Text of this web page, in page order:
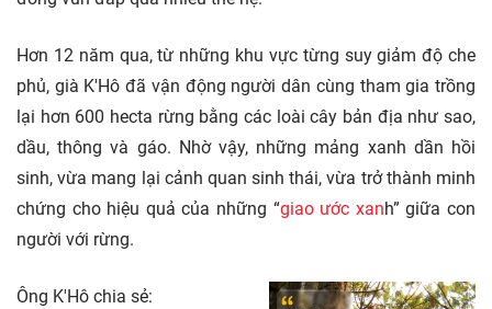
Hơn 12 năm qua, từ những khu vực từng suy giảm độ che
phủ, già K'Hô đã vận động người dân cùng tham gia trồng
lại hơn 600 hecta rừng bằng các loài cây bản địa như sao,
dầu, thông và gáo. Nhờ vậy, những mảng xanh dần hồi
sinh, vừa mang lại cảnh quan sinh thái, vừa trở thành minh
chứng cho hiệu quả của những “giao ước xanh” giữa con
người với rừng.
Ông K'Hô chia sẻ: